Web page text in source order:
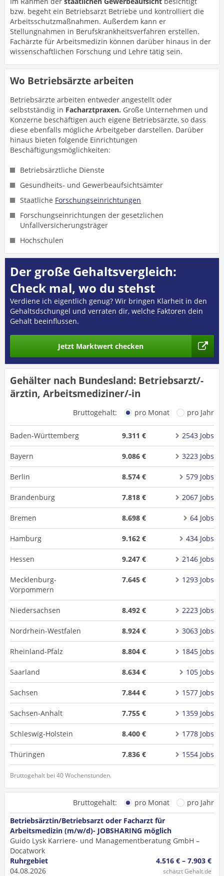
bzw. begeht ein Betriebsarzt Betriebe und kontrolliert die
Arbeitsschutzmaßnahmen. Außerdem kann er
Stellungnahmen in Berufskrankheitsverfahren erstellen.
Fachärzte für Arbeitsmedizin können darüber hinaus in der
wissenschaftlichen Forschung und Lehre tätig sein.
Wo Betriebsärzte arbeiten
Betriebsärzte arbeiten entweder angestellt oder
selbstständig in Facharztpraxen. Große Unternehmen und
Konzerne beschäftigen auch eigene Betriebsärzte, so dass
diese ebenfalls mögliche Arbeitgeber darstellen. Darüber
hinaus bieten folgende Einrichtungen
Beschäftigungsmöglichkeiten:
Betriebsärztliche Dienste
Gesundheits- und Gewerbeaufsichtsämter
Staatliche Forschungseinrichtungen
Forschungseinrichtungen der gesetzlichen
Unfallversicherungsträger
Hochschulen
Der große Gehaltsvergleich:
Check mal, wo du stehst
Verdiene ich eigentlich genug? Wir bringen Klarheit in den
Gehaltsdschungel und verraten dir, welche Faktoren dein
Gehalt beeinflussen.
Jetzt Marktwert checken
Gehälter nach Bundesland: Betriebsarzt/-
ärztin, Arbeitsmediziner/-in
Bruttogehalt: pro Monat pro Jahr
Baden-Württemberg 9.311 € 2543 Jobs
Bayern 9.086 € 3223 Jobs
Berlin 8.574 € 579 Jobs
Brandenburg 7.818 € 2067 Jobs
Bremen 8.698 € 64 Jobs
Hamburg 9.162 € 434 Jobs
Hessen 9.247 € 2146 Jobs
Mecklenburg-
Vorpommern
7.645 € 1293 Jobs
Niedersachsen 8.492 € 2223 Jobs
Nordrhein-Westfalen 8.924 € 3063 Jobs
Rheinland-Pfalz 8.804 € 1845 Jobs
Saarland 8.634 € 105 Jobs
Sachsen 7.844 € 1577 Jobs
Sachsen-Anhalt 7.755 € 1359 Jobs
Schleswig-Holstein 8.400 € 1778 Jobs
Thüringen 7.836 € 1554 Jobs
Bruttogehalt bei 40 Wochenstunden.
Bruttogehalt: pro Monat
pro Jahr
Betriebsärztin/Betriebsarzt oder Facharzt für
Arbeitsmedizin (m/w/d)- JOBSHARING möglich
Guido Lysk Karriere- und Managementberatung GmbH –
Docatwork
Ruhrgebiet
04.08.2026
4.516 € – 7.903 €
schätzt Gehalt.de